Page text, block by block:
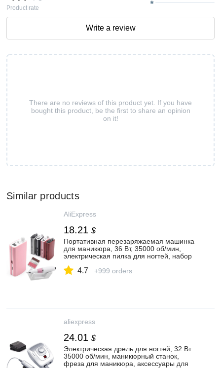
There are no reviews of this product yet. If you have
bought this product, be the first to share an opinion
on it!
Product rate
Write a review
Similar products
AliExpress
18.21 $
Портативная перезаряжаемая машинка
для маникюра, 36 Вт, 35000 об/мин,
электрическая пилка для ногтей, набор
сверла для ногтей|Электрические
4.7 +999 orders
aliexpress
24.01 $
Электрическая дрель для ногтей, 32 Вт
35000 об/мин, маникюрный станок,
фреза для маникюра, аксессуары для